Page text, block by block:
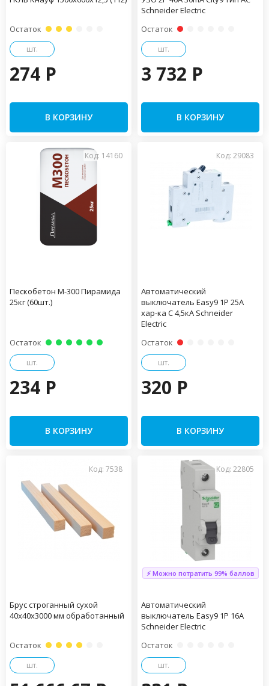
Остаток
шт.
274 P
В КОРЗИНУ
Schneider Electric
Остаток
шт.
3 732 P
В КОРЗИНУ
Код: 14160
Пескобетон М-300 Пирамида
25кг (60шт.)
Остаток
шт.
234 P
В КОРЗИНУ
Код: 29083
Автоматический
выключатель Easy9 1P 25А
хар-ка С 4,5кА Schneider
Electric
Остаток
шт.
320 P
В КОРЗИНУ
Код: 7538
Брус строганный сухой
40х40х3000 мм обработанный
Остаток
шт.
Код: 22805
⚡ Можно потратить 99% баллов
Автоматический
выключатель Easy9 1P 16А
Schneider Electric
Остаток
шт.